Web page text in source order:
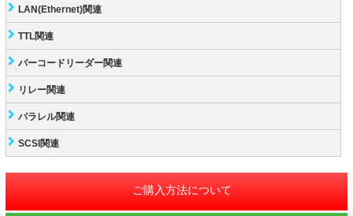
LAN(Ethernet)関連
TTL関連
バーコードリーダー関連
リレー関連
パラレル関連
SCSI関連
ご購入方法について